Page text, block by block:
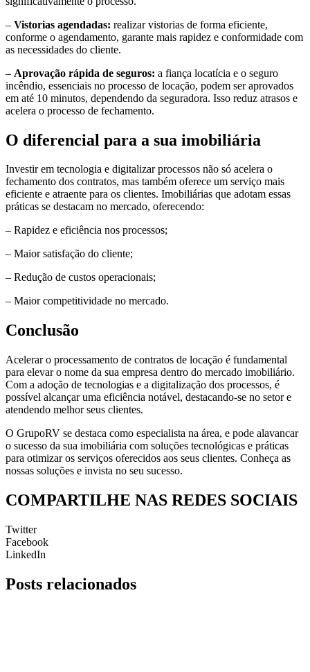
– Vistorias agendadas: realizar vistorias de forma eficiente,
conforme o agendamento, garante mais rapidez e conformidade com
as necessidades do cliente.
– Aprovação rápida de seguros: a fiança locatícia e o seguro
incêndio, essenciais no processo de locação, podem ser aprovados
em até 10 minutos, dependendo da seguradora. Isso reduz atrasos e
acelera o processo de fechamento.
O diferencial para a sua imobiliária
Investir em tecnologia e digitalizar processos não só acelera o
fechamento dos contratos, mas também oferece um serviço mais
eficiente e atraente para os clientes. Imobiliárias que adotam essas
práticas se destacam no mercado, oferecendo:
– Rapidez e eficiência nos processos;
– Maior satisfação do cliente;
– Redução de custos operacionais;
– Maior competitividade no mercado.
Conclusão
Acelerar o processamento de contratos de locação é fundamental
para elevar o nome da sua empresa dentro do mercado imobiliário.
Com a adoção de tecnologias e a digitalização dos processos, é
possível alcançar uma eficiência notável, destacando-se no setor e
atendendo melhor seus clientes.
O GrupoRV se destaca como especialista na área, e pode alavancar
o sucesso da sua imobiliária com soluções tecnológicas e práticas
para otimizar os serviços oferecidos aos seus clientes. Conheça as
nossas soluções e invista no seu sucesso.
COMPARTILHE NAS REDES SOCIAIS
Twitter
Facebook
LinkedIn
Posts relacionados